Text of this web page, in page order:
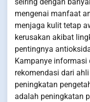
mengenai manfaat
menjaga kulit tetap
kerusakan akibat
pentingnya
Kampanye informasi
rekomendasi dari
peningkatan
adalah peningkatan